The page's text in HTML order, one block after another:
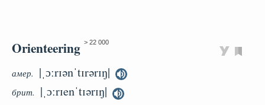
Orienteering > 22 000
амер. |ˌɔːrɪənˈtɪrərɪŋ|
брит. |ˌɔːrɪenˈtɪərɪŋ|